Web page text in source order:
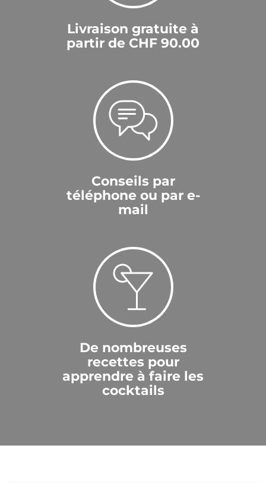
Livraison gratuite à
partir de CHF 90.00
Conseils par
téléphone ou par e-
mail
De nombreuses
recettes pour
apprendre à faire les
cocktails